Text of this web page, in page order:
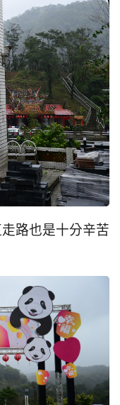
路也是十分辛苦